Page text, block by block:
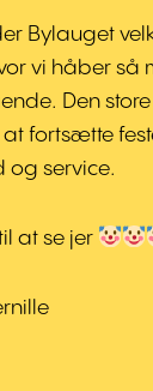
Bylauget
vi håber så
Den
fortsætte
og service.
at se jer